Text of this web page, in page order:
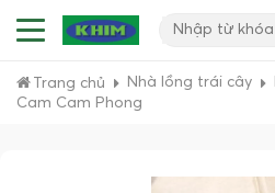
Trang chủ Nhà lồng trái cây
Cam Cam Phong